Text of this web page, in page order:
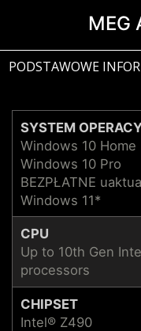
MEG
PODSTAWOWE
SYSTEM
Windows 10 Home
Windows 10 Pro
BEZPŁATNE
Windows 11*
CPU
Up to 10th Gen
processors
CHIPSET
Intel® Z490